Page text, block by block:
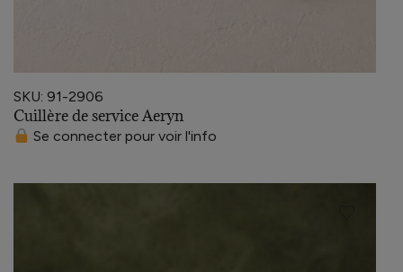
SKU: 91-2906
Cuillère de service Aeryn
Se connecter pour voir l'info